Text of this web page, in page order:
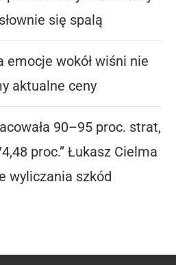
się spalą
emocje wokół wiśni nie
aktualne ceny
90–95 proc. strat,
proc.” Łukasz Cielma
wyliczania szkód